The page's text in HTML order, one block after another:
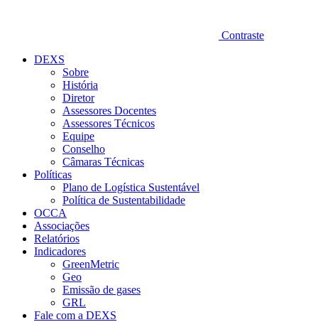
Contraste
DEXS
Sobre
História
Diretor
Assessores Docentes
Assessores Técnicos
Equipe
Conselho
Câmaras Técnicas
Políticas
Plano de Logística Sustentável
Política de Sustentabilidade
OCCA
Associações
Relatórios
Indicadores
GreenMetric
Geo
Emissão de gases
GRL
Fale com a DEXS